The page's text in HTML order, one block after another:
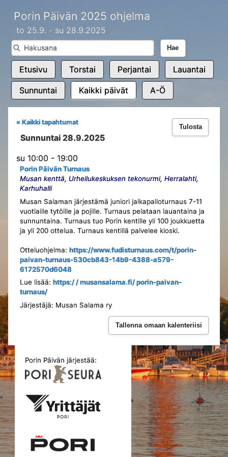
Porin Päivän 2025 ohjelma
to 25.9. - su 28.9.2025
Hae
Etusivu Torstai Perjantai Lauantai
Sunnuntai Kaikki päivät A-Ö
Tulosta
« Kaikki tapahtumat
Sunnuntai 28.9.2025
su 10:00 - 19:00
Porin Päivän Turnaus
Musan kenttä, Urheilukeskuksen tekonurmi, Herralahti,
Karhuhalli
Musan Salaman järjestämä juniori jalkapalloturnaus 7-11
vuotiaille tytöille ja pojille. Turnaus pelataan lauantaina ja
sunnuntaina. Turnaus tuo Porin kentille yli 100 joukkuetta
ja yli 200 ottelua. Turnaus kentillä palvelee kioski.
Otteluohjelma: https://www.fudisturnaus.com/t/porin-
paivan-turnaus-530cb843-14b9-4388-a579-
6172570d6048
Lue lisää: https:/ / musansalama.fi/ porin-paivan-
turnaus/
Järjestäjä: Musan Salama ry
Tallenna omaan kalenteriisi
Porin Päivän järjestää: